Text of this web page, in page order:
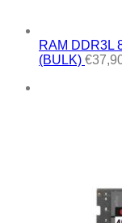
RAM DDR3L
(BULK) €